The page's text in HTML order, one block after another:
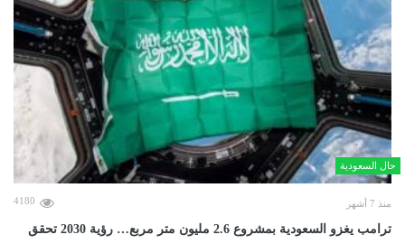
حال السعودية
منذ 7 أشهر 4180
ترامب يغزو السعودية بمشروع 2.6 مليون متر مربع… رؤية 2030 تحقق